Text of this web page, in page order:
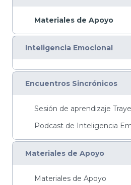
Materiales de Apoyo
Inteligencia Emocional
Encuentros Sincrónicos
Materiales de Apoyo
Materiales de Apoyo